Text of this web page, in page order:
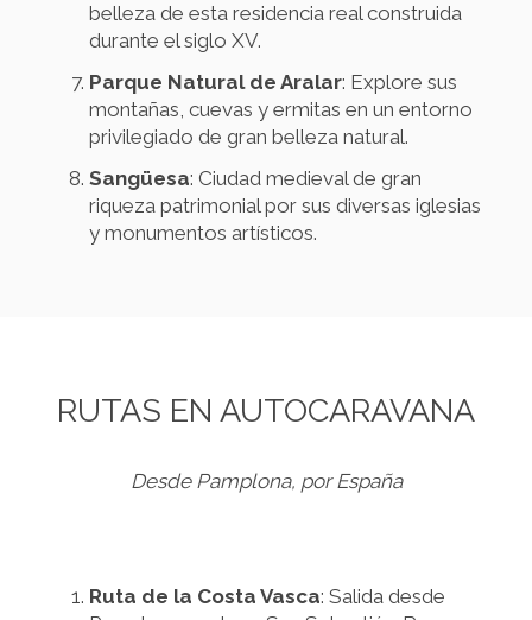
belleza de esta residencia real construida
durante el siglo XV.
Parque Natural de Aralar: Explore sus
montañas, cuevas y ermitas en un entorno
privilegiado de gran belleza natural.
Sangüesa: Ciudad medieval de gran
riqueza patrimonial por sus diversas iglesias
y monumentos artísticos.
RUTAS EN AUTOCARAVANA
Desde Pamplona, por España
Ruta de la Costa Vasca: Salida desde